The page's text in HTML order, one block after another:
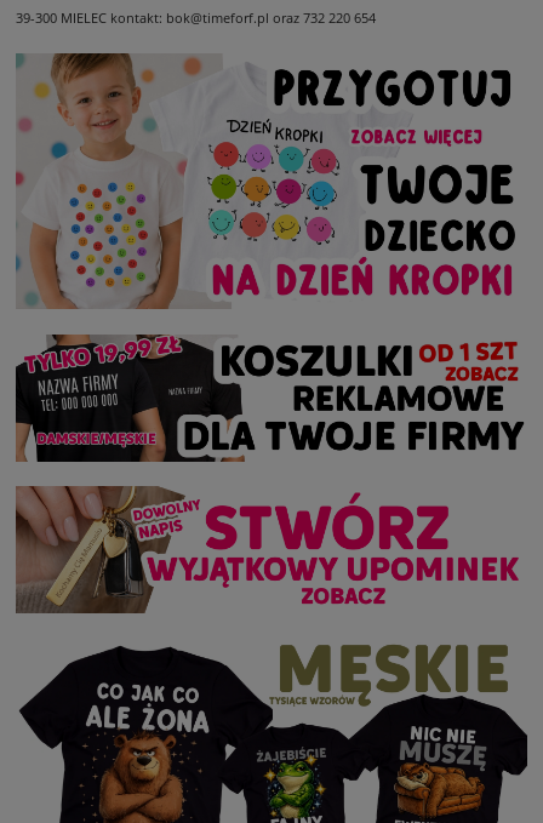
39-300 MIELEC kontakt: bok@timeforf.pl oraz 732 220 654